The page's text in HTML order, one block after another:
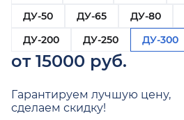
ДУ-50
ДУ-65 ДУ-80
ДУ-200
ДУ-250 ДУ-300
от 15000 руб.
Гарантируем лучшую цену,
сделаем скидку!